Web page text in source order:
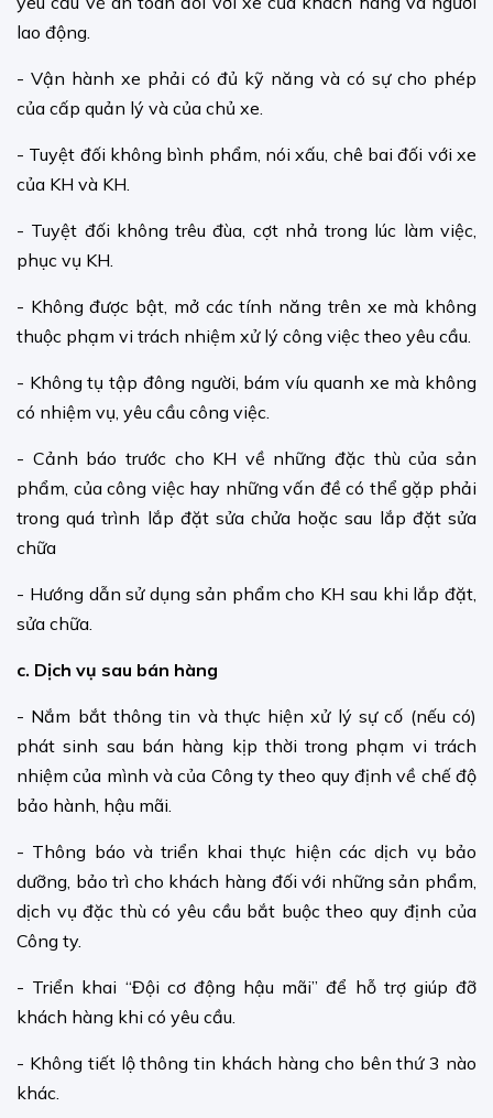
lao động.
- Vận hành xe phải có đủ kỹ năng và có sự cho phép
của cấp quản lý và của chủ xe.
- Tuyệt đối không bình phẩm, nói xấu, chê bai đối với xe
của KH và KH.
- Tuyệt đối không trêu đùa, cợt nhả trong lúc làm việc,
phục vụ KH.
- Không được bật, mở các tính năng trên xe mà không
thuộc phạm vi trách nhiệm xử lý công việc theo yêu cầu.
- Không tụ tập đông người, bám víu quanh xe mà không
có nhiệm vụ, yêu cầu công việc.
- Cảnh báo trước cho KH về những đặc thù của sản
phẩm, của công việc hay những vấn đề có thể gặp phải
trong quá trình lắp đặt sửa chửa hoặc sau lắp đặt sửa
chữa
- Hướng dẫn sử dụng sản phẩm cho KH sau khi lắp đặt,
sửa chữa.
c. Dịch vụ sau bán hàng
- Nắm bắt thông tin và thực hiện xử lý sự cố (nếu có)
phát sinh sau bán hàng kịp thời trong phạm vi trách
nhiệm của mình và của Công ty theo quy định về chế độ
bảo hành, hậu mãi.
- Thông báo và triển khai thực hiện các dịch vụ bảo
dưỡng, bảo trì cho khách hàng đối với những sản phẩm,
dịch vụ đặc thù có yêu cầu bắt buộc theo quy định của
Công ty.
- Triển khai “Đội cơ động hậu mãi” để hỗ trợ giúp đỡ
khách hàng khi có yêu cầu.
- Không tiết lộ thông tin khách hàng cho bên thứ 3 nào
khác.